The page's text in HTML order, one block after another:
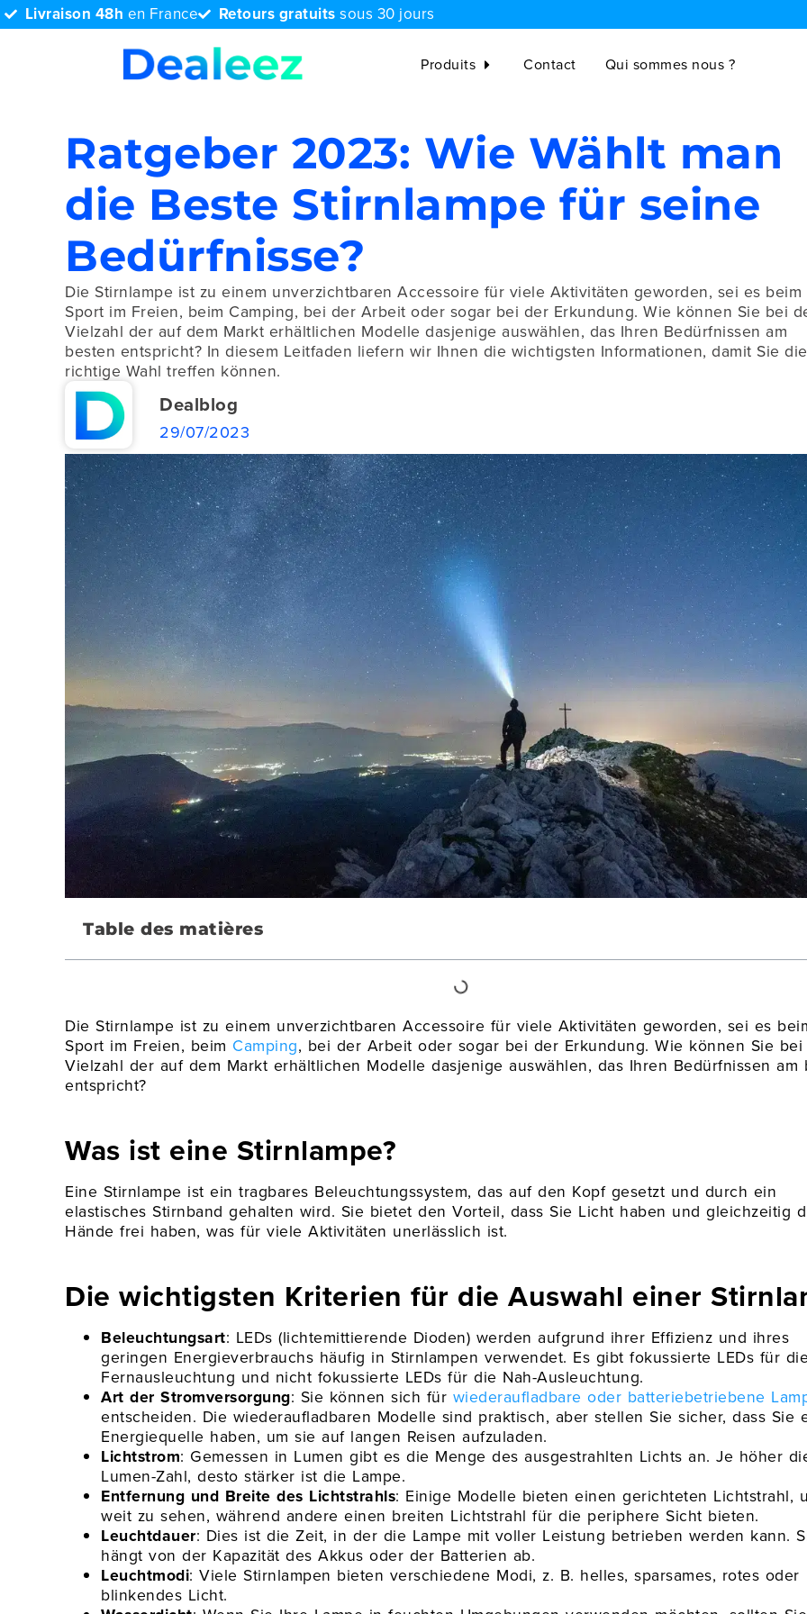
Livraison 48h en France Retours gratuits sous 30 jours
Produits Contact Qui sommes nous ?
Ratgeber 2023: Wie Wählt man
die Beste Stirnlampe für seine
Bedürfnisse?
Die Stirnlampe ist zu einem unverzichtbaren Accessoire für viele Aktivitäten geworden, sei es beim
Sport im Freien, beim Camping, bei der Arbeit oder sogar bei der Erkundung. Wie können Sie bei
Vielzahl der auf dem Markt erhältlichen Modelle dasjenige auswählen, das Ihren Bedürfnissen am
besten entspricht? In diesem Leitfaden liefern wir Ihnen die wichtigsten Informationen, damit Sie die
richtige Wahl treffen können.
Dealblog
29/07/2023
Table des matières
Die Stirnlampe ist zu einem unverzichtbaren Accessoire für viele Aktivitäten geworden, sei es
Sport im Freien, beim Camping, bei der Arbeit oder sogar bei der Erkundung. Wie können Sie
Vielzahl der auf dem Markt erhältlichen Modelle dasjenige auswählen, das Ihren Bedürfnissen am
entspricht?
Was ist eine Stirnlampe?
Eine Stirnlampe ist ein tragbares Beleuchtungssystem, das auf den Kopf gesetzt und durch ein
elastisches Stirnband gehalten wird. Sie bietet den Vorteil, dass Sie Licht haben und gleichzeitig
Hände frei haben, was für viele Aktivitäten unerlässlich ist.
Die wichtigsten Kriterien für die Auswahl einer
Beleuchtungsart: LEDs (lichtemittierende Dioden) werden aufgrund ihrer Effizienz und ihres
geringen Energieverbrauchs häufig in Stirnlampen verwendet. Es gibt fokussierte LEDs für die
Fernausleuchtung und nicht fokussierte LEDs für die Nah-Ausleuchtung.
Art der Stromversorgung: Sie können sich für wiederaufladbare oder batteriebetriebene
entscheiden. Die wiederaufladbaren Modelle sind praktisch, aber stellen Sie sicher, dass Sie
Energiequelle haben, um sie auf langen Reisen aufzuladen.
Lichtstrom: Gemessen in Lumen gibt es die Menge des ausgestrahlten Lichts an. Je höher
Lumen-Zahl, desto stärker ist die Lampe.
Entfernung und Breite des Lichtstrahls: Einige Modelle bieten einen gerichteten Lichtstrahl,
weit zu sehen, während andere einen breiten Lichtstrahl für die periphere Sicht bieten.
Leuchtdauer: Dies ist die Zeit, in der die Lampe mit voller Leistung betrieben werden kann.
hängt von der Kapazität des Akkus oder der Batterien ab.
Leuchtmodi: Viele Stirnlampen bieten verschiedene Modi, z. B. helles, sparsames, rotes oder
blinkendes Licht.